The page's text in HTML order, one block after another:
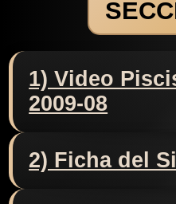
1) Video
2009-08
2) Ficha del